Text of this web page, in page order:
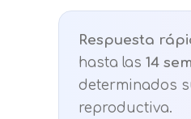
Respuesta
hasta las 14
determinados
reproductiva.